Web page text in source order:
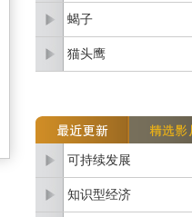
蝎子
猫头鹰
可持续发展
知识型经济